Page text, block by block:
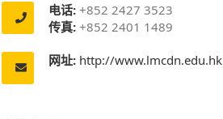
电话: +852 2427 3523
传真: +852 2401 1489
网址: http://www.lmcdn.edu.hk